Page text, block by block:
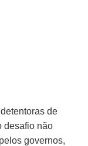
de
desafio não
governos,